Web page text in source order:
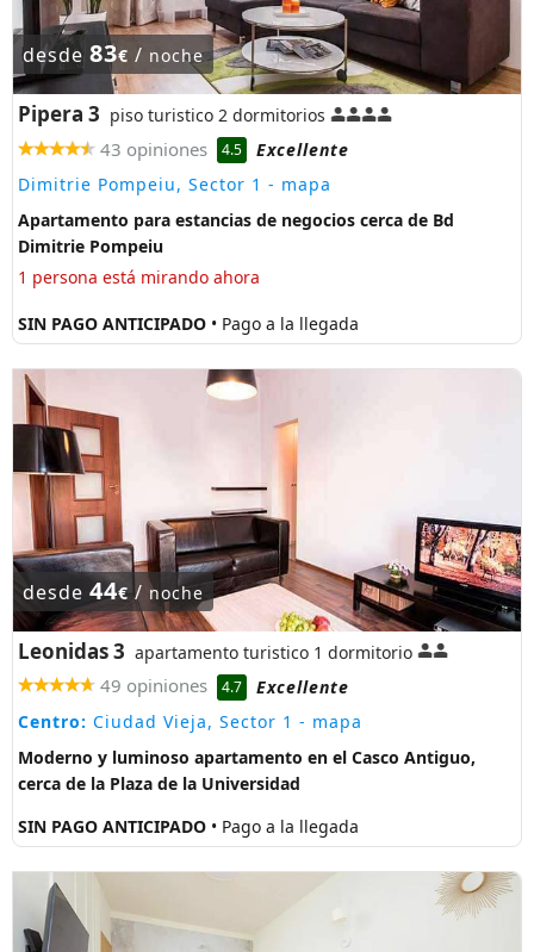
desde 83€ / noche
Pipera 3 piso turistico 2 dormitorios
43 opiniones 4.5
Excellente
Dimitrie Pompeiu, Sector 1 - mapa
Apartamento para estancias de negocios cerca de Bd
Dimitrie Pompeiu
1 persona está mirando ahora
SIN PAGO ANTICIPADO • Pago a la llegada
desde 44€/ noche
Leonidas 3 apartamento turistico 1 dormitorio
49 opiniones 4.7
Excellente
Centro: Ciudad Vieja, Sector 1 - mapa
Moderno y luminoso apartamento en el Casco Antiguo,
cerca de la Plaza de la Universidad
SIN PAGO ANTICIPADO • Pago a la llegada